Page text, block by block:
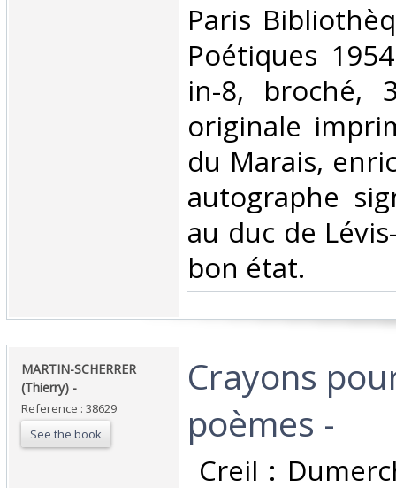
‎Paris
Poétiques
in-8, broché,
originale
du Marais,
autographe
au duc de
bon état.‎
‎MARTIN-SCHERRER
(Thierry) - ‎
Reference : 38629
See the book
‎Crayons
poèmes -‎
Creil :